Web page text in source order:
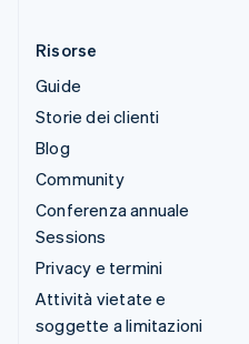
Risorse
Guide
Storie dei clienti
Blog
Community
Conferenza annuale
Sessions
Privacy e termini
Attività vietate e
soggette a limitazioni